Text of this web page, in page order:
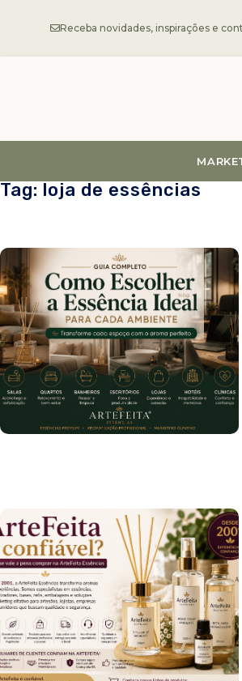
Receba novidades, inspirações e
Tag: loja de essências